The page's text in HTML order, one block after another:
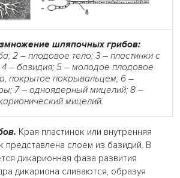
шляпочных грибов:
2 – плодовое тело; 3 – пластинки с
– базидия; 5 – молодое плодовое
покрытое покрывальцем; 6 –
7 – одноядерный мицелий; 8 –
мицелий.
Края пластинок или внутренняя
представлена слоем из базидий. В
дикарионная фаза развития
дикариона сливаются, образуя